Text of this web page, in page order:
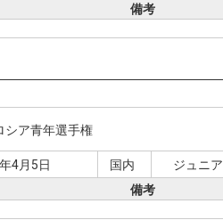
備考
シア青年選手権
4月5日 国内 ジュニア
備考